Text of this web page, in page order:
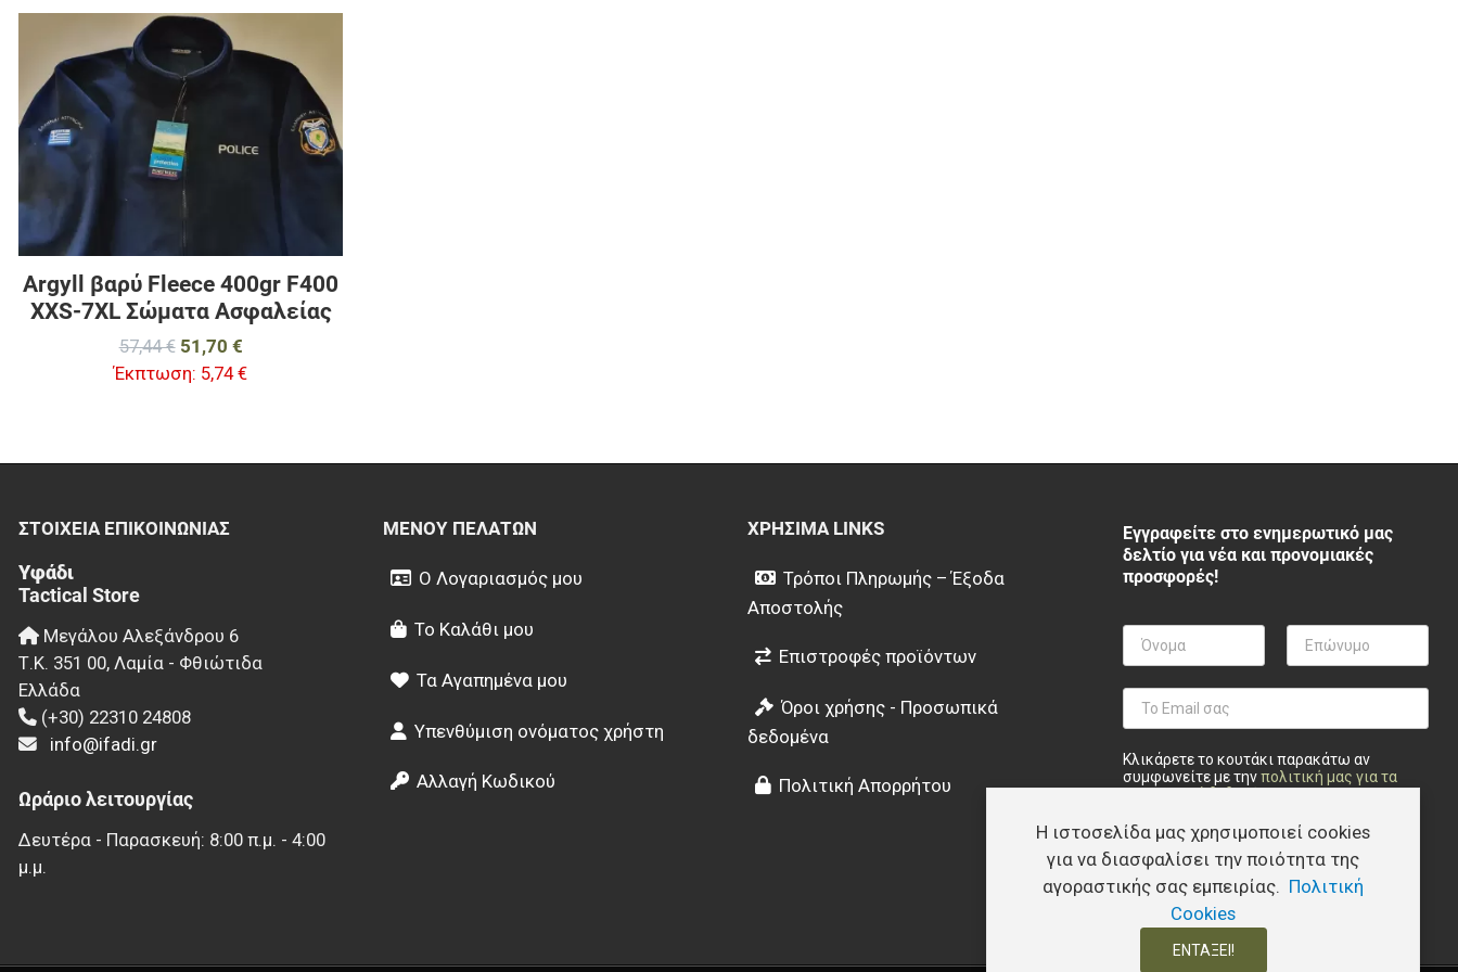
Argyll βαρύ Fleece 400gr F400
XXS-7XL Σώματα Ασφαλείας
57,44 € 51,70 €
Έκπτωση: 5,74 €
ΣΤΟΙΧΕΊΑ EΠΙΚΟΙΝΩΝΊΑΣ
Υφάδι
Tactical Store
Μεγάλου Αλεξάνδρου 6
Τ.Κ. 351 00, Λαμία - Φθιώτιδα
Ελλάδα
(+30) 22310 24808
info@ifadi.gr
Ωράριο λειτουργίας
Δευτέρα - Παρασκευή: 8:00 π.μ. - 4:00
μ.μ.
ΜΕΝΟΎ ΠΕΛΑΤΏΝ
Ο Λογαριασμός μου
Το Καλάθι μου
Τα Αγαπημένα μου
Υπενθύμιση ονόματος χρήστη
Αλλαγή Κωδικού
ΧΡΉΣΙΜΑ LINKS
Τρόποι Πληρωμής – Έξοδα
Αποστολής
Επιστροφές προϊόντων
Όροι χρήσης - Προσωπικά
δεδομένα
Πολιτική Απορρήτου
Εγγραφείτε στο ενημερωτικό μας
δελτίο για νέα και προνομιακές
προσφορές!
Κλικάρετε το κουτάκι παρακάτω αν
συμφωνείτε με τηνπολιτική μας για τα
Privacy checkbox*
Συμφωνώ
Η ιστοσελίδα μας χρησιμοποιεί cookies
για να διασφαλίσει την ποιότητα της
αγοραστικής σας εμπειρίας. Πολιτική
Cookies
ΕΝΤΆΞΕΙ!